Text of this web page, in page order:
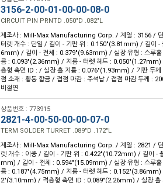
3156-2-00-01-00-00-08-0
CIRCUIT PIN PRNTD .050"D .082"L
제조사 : Mill-Max Manufacturing Corp. / 계열 : 3156 / 단
터렛 개수 : 단일 / 길이 - 기판 위 : 0.150"(3.81mm) / 길이 -
6mm) / 길이 - 전체 : 0.379"(9.63mm) / 실장 유형 : 스루홀
름 : 0.093"(2.36mm) / 지름 - 터렛 헤드 : 0.050"(1.27mm)
층형 측면 ID : / 실장 홀 지름 : 0.076"(1.93mm) / 기판 두
점 소재 : 황동 합금 / 접점 마감 : 주석납 / 접점 마감 두께 :
비절연
상품번호 : 773915
2821-4-00-50-00-00-07-0
TERM SOLDER TURRET .089"D .172"L
제조사 : Mill-Max Manufacturing Corp. / 계열 : 2821 / 단
렛 개수 : 이중 / 길이 - 기판 위 : 0.422"(10.72mm) / 길이 -
mm) / 길이 - 전체 : 0.594"(15.09mm) / 실장 유형 : 스루홀
름 : 0.187"(4.75mm) / 지름 - 터렛 헤드 : 0.152"(3.86mm)
2"(3.10mm) / 적층형 측면 ID : 0.089"(2.26mm) / 실장